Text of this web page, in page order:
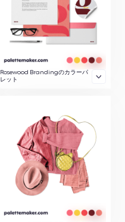
Rosewood Brandingのカラーパ
レット